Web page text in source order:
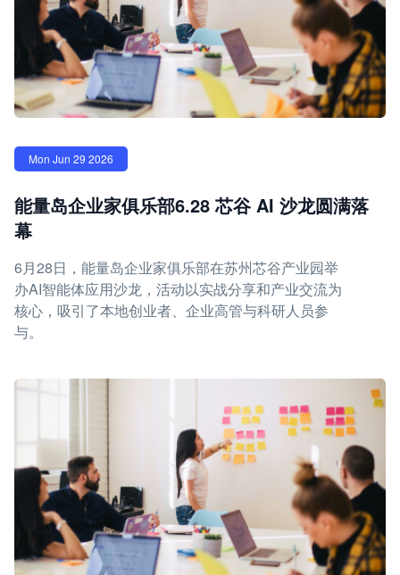
Mon Jun 29 2026
能量岛企业家俱乐部6.28 芯谷 AI 沙龙圆满落
幕
6月28日，能量岛企业家俱乐部在苏州芯谷产业园举
办AI智能体应用沙龙，活动以实战分享和产业交流为
核心，吸引了本地创业者、企业高管与科研人员参
与。